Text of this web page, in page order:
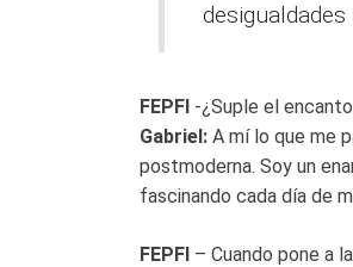
FEPFI -¿Suple el
Gabriel: A mí lo que me
postmoderna. Soy un
fascinando cada día de
FEPFI – Cuando pone a